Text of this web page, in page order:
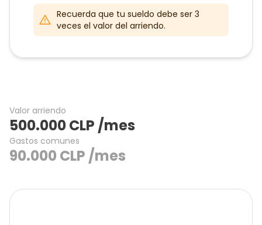
Recuerda que tu sueldo debe ser 3
veces el valor del arriendo.
Valor arriendo
500.000CLP /mes
Gastos comunes
90.000 CLP /mes